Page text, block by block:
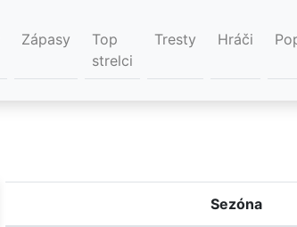
Zápasy
Top
strelci
Tresty Hráči
Sezóna